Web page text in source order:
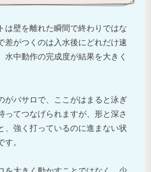
は壁を離れた瞬間で終わりではな
差がつくのは入水後にどれだけ速
水中動作の完成度が結果を大きく
がバサロで、ここがはまると泳ぎ
ってつなげられますが、形と深さ
、強く打っているのに進まない状
す。